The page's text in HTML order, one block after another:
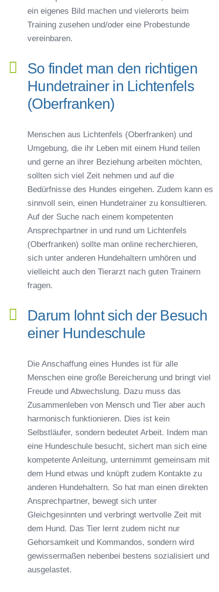
ein eigenes Bild machen und vielerorts beim
Training zusehen und/oder eine Probestunde
vereinbaren.
So findet man den richtigen
Hundetrainer in Lichtenfels
(Oberfranken)
Menschen aus Lichtenfels (Oberfranken) und
Umgebung, die ihr Leben mit einem Hund teilen
und gerne an ihrer Beziehung arbeiten möchten,
sollten sich viel Zeit nehmen und auf die
Bedürfnisse des Hundes eingehen. Zudem kann es
sinnvoll sein, einen Hundetrainer zu konsultieren.
Auf der Suche nach einem kompetenten
Ansprechpartner in und rund um Lichtenfels
(Oberfranken) sollte man online recherchieren,
sich unter anderen Hundehaltern umhören und
vielleicht auch den Tierarzt nach guten Trainern
fragen.
Darum lohnt sich der Besuch
einer Hundeschule
Die Anschaffung eines Hundes ist für alle
Menschen eine große Bereicherung und bringt viel
Freude und Abwechslung. Dazu muss das
Zusammenleben von Mensch und Tier aber auch
harmonisch funktionieren. Dies ist kein
Selbstläufer, sondern bedeutet Arbeit. Indem man
eine Hundeschule besucht, sichert man sich eine
kompetente Anleitung, unternimmt gemeinsam mit
dem Hund etwas und knüpft zudem Kontakte zu
anderen Hundehaltern. So hat man einen direkten
Ansprechpartner, bewegt sich unter
Gleichgesinnten und verbringt wertvolle Zeit mit
dem Hund. Das Tier lernt zudem nicht nur
Gehorsamkeit und Kommandos, sondern wird
gewissermaßen nebenbei bestens sozialisiert und
ausgelastet.